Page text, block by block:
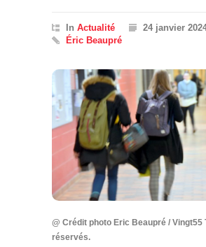
In Actualité
24 janvier
Éric Beaupré
@ Crédit photo Eric Beaupré / Vingt55
réservés.